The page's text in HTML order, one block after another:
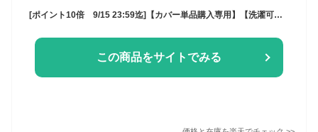
[ポイント10倍 9/15 23:59迄]【カバー単品購入専用】【洗濯可能】カウチソファー韻専用 ソファーカバー【送料無料（沖縄・離島への配送不可）】※外国製
この商品をサイトでみる